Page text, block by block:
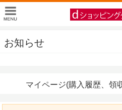
お知らせ
マイページ(購入履歴、領